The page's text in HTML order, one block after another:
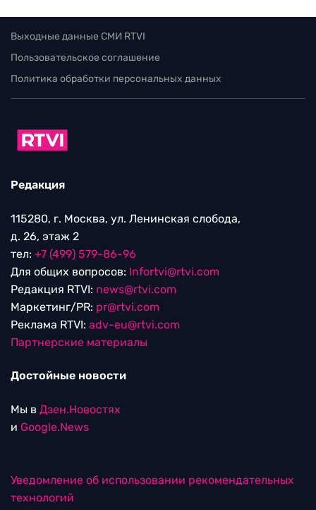
Выходные данные СМИ RTVI
Пользовательское соглашение
Политика обработки персональных данных
Редакция
115280, г. Москва, ул. Ленинская слобода,
д. 26, этаж 2
тел: +7 (499) 579-86-96
Для общих вопросов: Infortvi@rtvi.com
Редакция RTVI: news@rtvi.com
Маркетинг/PR: pr@rtvi.com
Реклама RTVI: adv-eu@rtvi.com
Партнерские материалы
Достойные новости
Мы в Дзен.Новостях
и Google.News
Уведомление об использовании рекомендательных
технологий